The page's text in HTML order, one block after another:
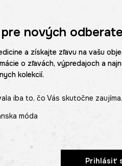
nových
a získajte zľavu na vašu
o zľavách, výpredajoch a
kolekcií.
iba to, čo Vás skutočne
móda
Prihlásiť